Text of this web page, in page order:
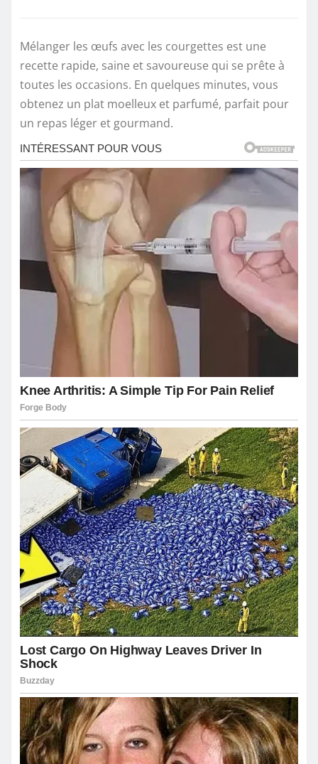
Mélanger les œufs avec les courgettes est une
recette rapide, saine et savoureuse qui se prête à
toutes les occasions. En quelques minutes, vous
obtenez un plat moelleux et parfumé, parfait pour
un repas léger et gourmand.